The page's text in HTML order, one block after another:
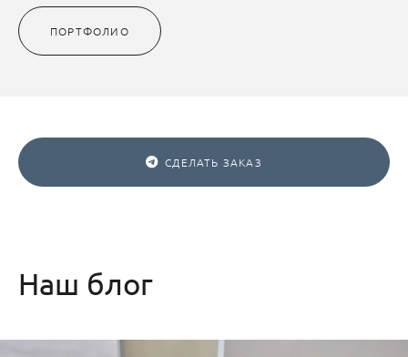
ПОРТФОЛИО
СДЕЛАТЬ ЗАКАЗ
Наш блог